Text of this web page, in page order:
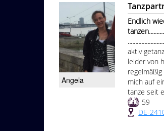
Angela
Endlich
aktiv
leider von
mich auf
tanze seit
59
DE-